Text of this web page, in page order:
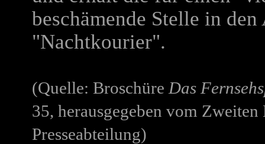
beschämende Stelle in
"Nachtkourier".
(Quelle: Broschüre Das
35, herausgegeben vom
Presseabteilung)